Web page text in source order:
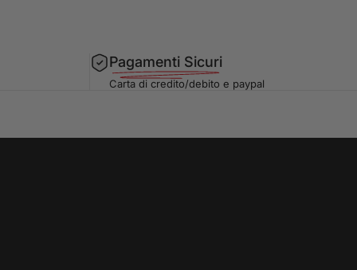
Pagamenti Sicuri
Carta di credito/debito e paypal